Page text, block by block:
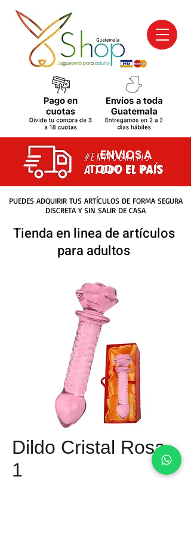
PUEDES ADQUIRIR TUS ARTÍCULOS DE FORMA SEGURA
DISCRETA Y SIN SALIR DE CASA
Tienda en linea de artículos
para adultos
ENVIOS A
TODO EL PAIS
Dildo Cristal Rosa
1